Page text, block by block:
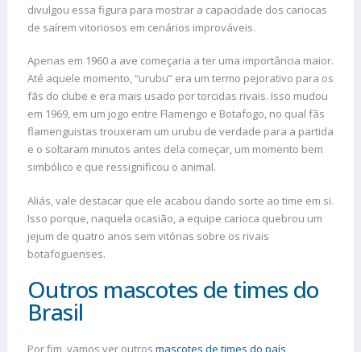
divulgou essa figura para mostrar a capacidade dos cariocas
de saírem vitoriosos em cenários improváveis.
Apenas em 1960 a ave começaria a ter uma importância maior.
Até aquele momento, “urubu” era um termo pejorativo para os
fãs do clube e era mais usado por torcidas rivais. Isso mudou
em 1969, em um jogo entre Flamengo e Botafogo, no qual fãs
flamenguistas trouxeram um urubu de verdade para a partida
e o soltaram minutos antes dela começar, um momento bem
simbólico e que ressignificou o animal.
Aliás, vale destacar que ele acabou dando sorte ao time em si.
Isso porque, naquela ocasião, a equipe carioca quebrou um
jejum de quatro anos sem vitórias sobre os rivais
botafoguenses.
Outros mascotes de times do
Brasil
Por fim, vamos ver outros mascotes de times do país,